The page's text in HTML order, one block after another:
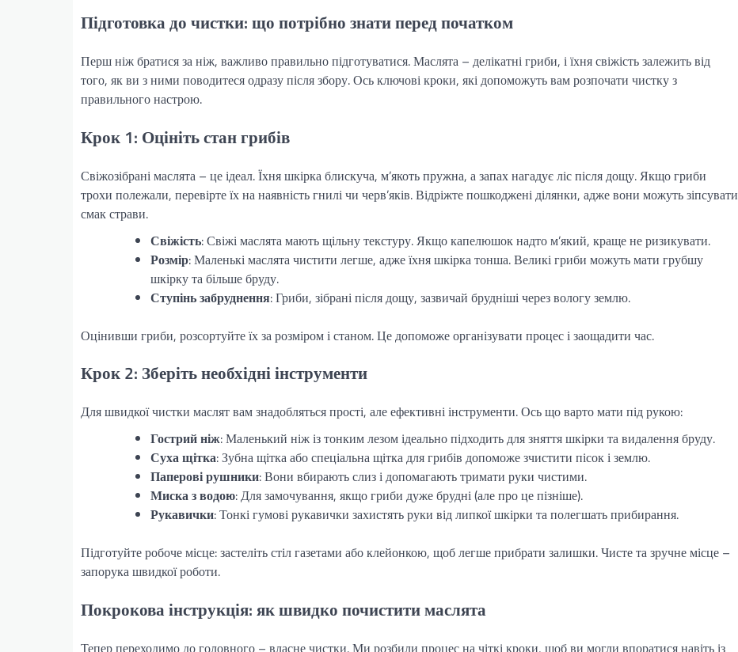
Підготовка до чистки: що потрібно знати перед початком
Перш ніж братися за ніж, важливо правильно підготуватися. Маслята – делікатні гриби, і їхня свіжість залежить від
того, як ви з ними поводитеся одразу після збору. Ось ключові кроки, які допоможуть вам розпочати чистку з
правильного настрою.
Крок 1: Оцініть стан грибів
Свіжозібрані маслята – це ідеал. Їхня шкірка блискуча, м’якоть пружна, а запах нагадує ліс після дощу. Якщо гриби
трохи полежали, перевірте їх на наявність гнилі чи черв’яків. Відріжте пошкоджені ділянки, адже вони можуть зіпсувати
смак страви.
Свіжість: Свіжі маслята мають щільну текстуру. Якщо капелюшок надто м’який, краще не ризикувати.
Розмір: Маленькі маслята чистити легше, адже їхня шкірка тонша. Великі гриби можуть мати грубшу
шкірку та більше бруду.
Ступінь забруднення: Гриби, зібрані після дощу, зазвичай брудніші через вологу землю.
Оцінивши гриби, розсортуйте їх за розміром і станом. Це допоможе організувати процес і заощадити час.
Крок 2: Зберіть необхідні інструменти
Для швидкої чистки маслят вам знадобляться прості, але ефективні інструменти. Ось що варто мати під рукою:
Гострий ніж: Маленький ніж із тонким лезом ідеально підходить для зняття шкірки та видалення бруду.
Суха щітка: Зубна щітка або спеціальна щітка для грибів допоможе зчистити пісок і землю.
Паперові рушники: Вони вбирають слиз і допомагають тримати руки чистими.
Миска з водою: Для замочування, якщо гриби дуже брудні (але про це пізніше).
Рукавички: Тонкі гумові рукавички захистять руки від липкої шкірки та полегшать прибирання.
Підготуйте робоче місце: застеліть стіл газетами або клейонкою, щоб легше прибрати залишки. Чисте та зручне місце –
запорука швидкої роботи.
Покрокова інструкція: як швидко почистити маслята
Тепер переходимо до головного – власне чистки. Ми розбили процес на чіткі кроки, щоб ви могли впоратися навіть із